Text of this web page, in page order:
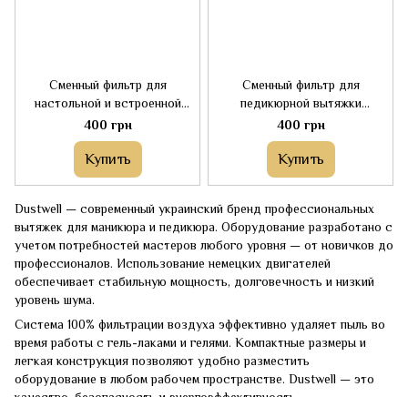
Сменный фильтр для
настольной и встроенной
вытяжки Dustwell
400 грн
Купить
Сменный фильтр для
педикюрной вытяжки
Dustwell Air Dust
400 грн
Купить
Dustwell — современный украинский бренд профессиональных
вытяжек для маникюра и педикюра. Оборудование разработано с
учетом потребностей мастеров любого уровня — от новичков до
профессионалов. Использование немецких двигателей
обеспечивает стабильную мощность, долговечность и низкий
уровень шума.
Система 100% фильтрации воздуха эффективно удаляет пыль во
время работы с гель-лаками и гелями. Компактные размеры и
легкая конструкция позволяют удобно разместить
оборудование в любом рабочем пространстве. Dustwell — это